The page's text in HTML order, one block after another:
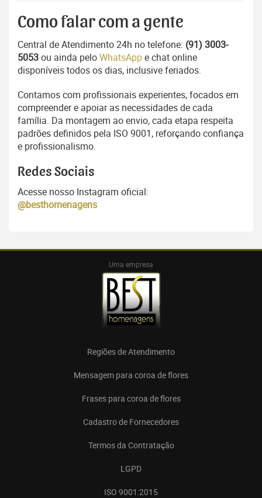
Como falar com a gente
Central de Atendimento 24h no telefone: (91) 3003-
5053ou ainda peloWhatsAppe chat online
disponíveis todos os dias, inclusive feriados.
Contamos com profissionais experientes, focados em
compreender e apoiar as necessidades de cada
família. Da montagem ao envio, cada etapa respeita
padrões definidos pela ISO 9001, reforçando confiança
e profissionalismo.
Redes Sociais
Acesse nosso Instagram oficial:
@besthomenagens
Uma empresa
Regiões de Atendimento
Mensagem para coroa de flores
Frases para coroa de flores
Cadastro de Fornecedores
Termos da Contratação
LGPD
ISO 9001:2015